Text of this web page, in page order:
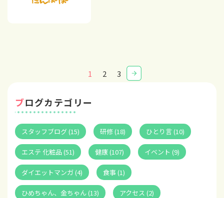
1 2 3
ブログカテゴリー
スタッフブログ (15) 研修 (18) ひとり言 (10)
エステ 化粧品 (51) 健康 (107) イベント (9)
ダイエットマンガ (4) 食事 (1)
ひめちゃん、金ちゃん (13) アクセス (2)